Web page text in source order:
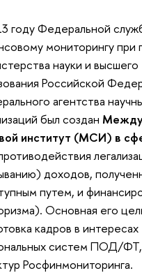
году Федеральной
мониторингу при
науки и высшего
Российской
агентства
был создан
институт (МСИ) в
доходов,
путем, и
Основная его
кадров в интересах
систем ПОД/ФТ,
Росфинмониторинга.